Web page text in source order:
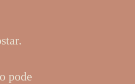
pode